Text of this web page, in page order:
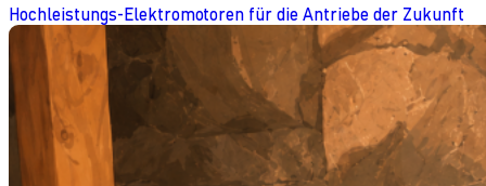
Hochleistungs-Elektromotoren für die Antriebe der Zukunft